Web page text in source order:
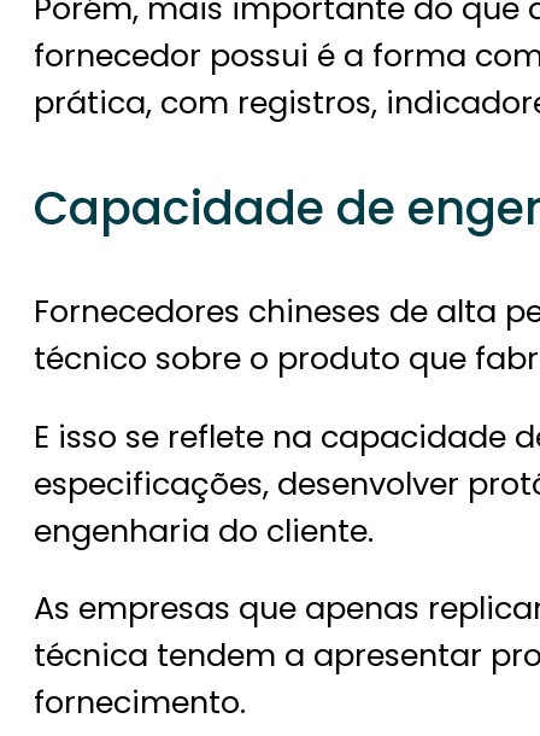
fornecedor possui é a forma
prática, com registros,
Capacidade de
Fornecedores chineses de alta
técnico sobre o produto que
E isso se reflete na capacidade
especificações, desenvolver
engenharia do cliente.
As empresas que apenas
técnica tendem a apresentar
fornecimento.